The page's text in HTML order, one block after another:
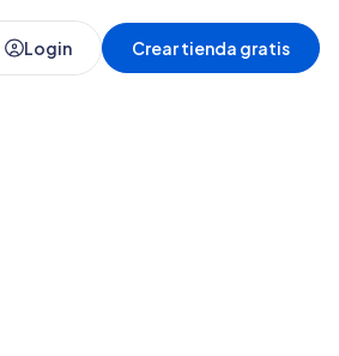
Login Crear tienda gratis